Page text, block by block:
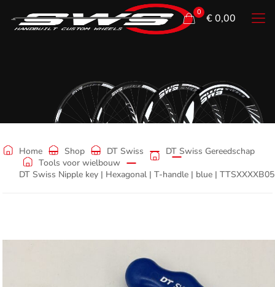
0 € 0,00
Shop
Home Shop DT Swiss
DT Swiss Gereedschap
Tools voor wielbouw
DT Swiss Nipple key | Hexagonal | T-handle | blue |